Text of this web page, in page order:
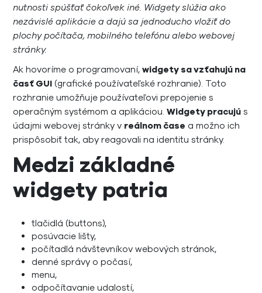
nutnosti spúšťať čokoľvek iné. Widgety slúžia ako
nezávislé aplikácie a dajú sa jednoducho vložiť do
plochy počítača, mobilného telefónu alebo webovej
stránky.
Ak hovoríme o programovaní,widgety sa vzťahujú na
časť GUI (grafické používateľské rozhranie). Toto
rozhranie umožňuje používateľovi prepojenie s
operačným systémom a aplikáciou.Widgety pracujú s
údajmi webovej stránky v reálnom čase a možno ich
prispôsobiť tak, aby reagovali na identitu stránky.
Medzi základné
widgety patria
tlačidlá (buttons),
posúvacie lišty,
počítadlá návštevníkov webových stránok,
denné správy o počasí,
menu,
odpočítavanie udalostí,